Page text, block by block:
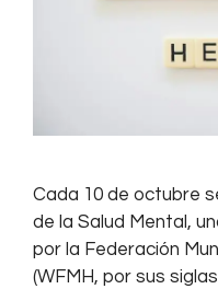
Cada 10 de octubre
de la Salud Mental,
por la Federación
(WFMH, por sus